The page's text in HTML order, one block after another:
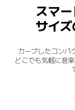
スマ
サイ
カーブしたコンパ
どこでも気軽に音